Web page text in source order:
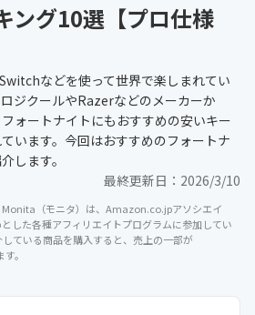
ング10選【プロ仕様
などを使って世界で楽しまれてい
ジクールやRazerなどのメーカーか
ォートナイトにもおすすめの安いキー
います。今回はおすすめのフォートナ
します。
最終更新日： 2026/3/10
Monita（モニタ）は、Amazon.co.jpアソシエイ
した各種アフィリエイトプログラムに参加してい
ている商品を購入すると、売上の一部が
。